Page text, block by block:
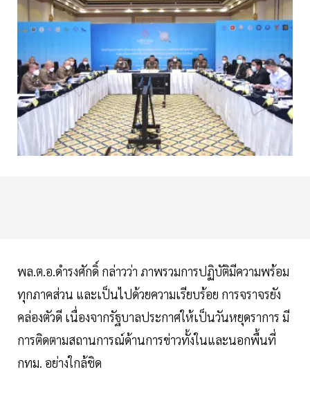
พล.ต.อ.ดำรงศักดิ์ กล่าวว่า ภาพรวมการปฏิบัติมีความพร้อม
ทุกภาคส่วน และเป็นไปด้วยความเรียบร้อย การจราจรยัง
คล่องตัวดี เนื่องจากรัฐบาลประกาศให้เป็นวันหยุดราการ มี
การติดตามสถานการณ์ด้านการข่าวทั้งในและนอกพื้นที่
กทม. อย่างใกล้ชิด